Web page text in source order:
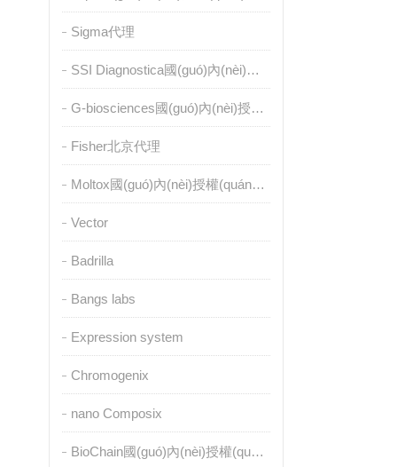
Sigma代理
SSI Diagnostica國(guó)內(nèi)授權(quán)代理
G-biosciences國(guó)內(nèi)授權(quán)代理
Fisher北京代理
Moltox國(guó)內(nèi)授權(quán)代理
Vector
Badrilla
Bangs labs
Expression system
Chromogenix
nano Composix
BioChain國(guó)內(nèi)授權(quán)代理